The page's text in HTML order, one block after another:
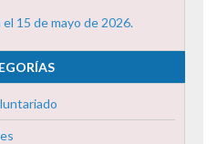
el 15 de mayo de 2026.